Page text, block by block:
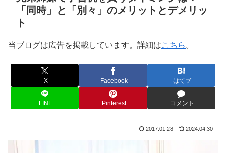
「同時」と「別々」のメリットとデメリッ
ト
当ブログは広告を掲載しています。詳細はこちら 。
X Facebook はてブ
LINE Pinterest コメント
2017.01.28 2024.04.30